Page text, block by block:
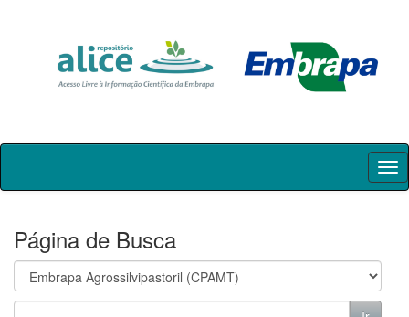
Skip
Página de Busca